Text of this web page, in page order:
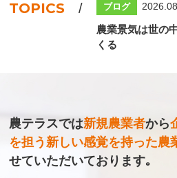
TOPICS ブログ
農業景気は世の
くる
農テラスでは新規農業者から
を担う新しい感覚を持った農
せていただいております｡